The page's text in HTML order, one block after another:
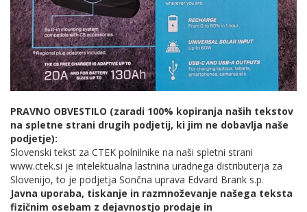
PRAVNO OBVESTILO (zaradi 100% kopiranja naših tekstov
na spletne strani drugih podjetij, ki jim ne dobavlja naše
podjetje):
Slovenski tekst za CTEK polnilnike na naši spletni strani
www.ctek.si je intelektualna lastnina uradnega distributerja za
Slovenijo, to je podjetja Sončna uprava Edvard Brank s.p.
Javna uporaba, tiskanje in razmnoževanje našega teksta
fizičnim osebam z dejavnostjo prodaje in